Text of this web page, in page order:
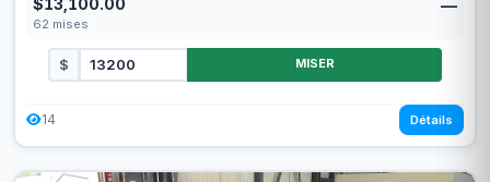
62 mises
—
$ MISER
14 Détails